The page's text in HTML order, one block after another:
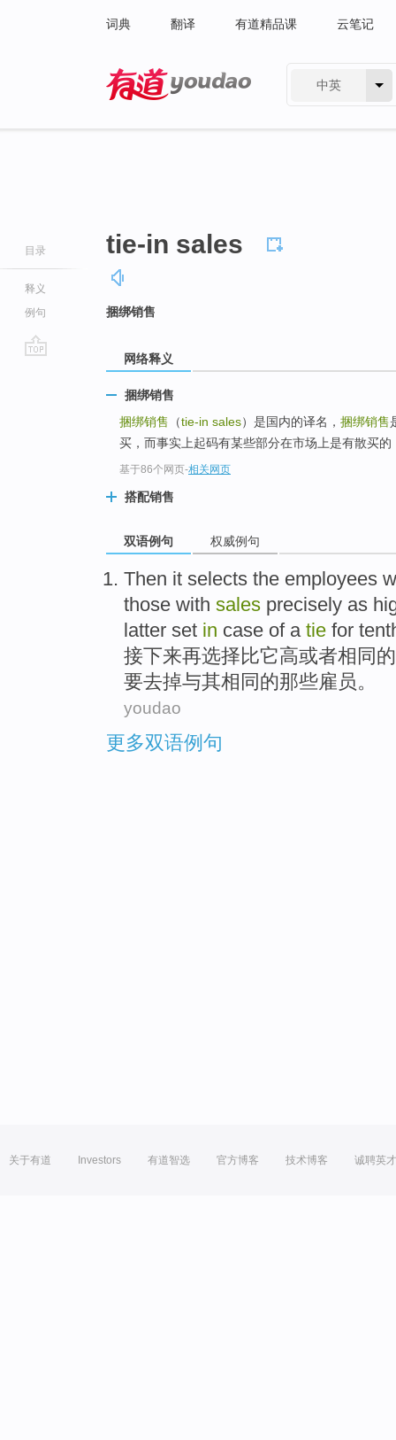
词典 翻译 有道精品课 云笔记
中英
目录
释义
例句
tie-in sales
捆绑销售
网络释义
捆绑销售
捆绑销售 （tie-in sales）是国内的译名， 捆绑销售
买，而事实上起码有某些部分在市场上是有散买
基于86个网页-相关网页
搭配销售
双语例句 权威例句
Then it selects the employees
those with sales precisely as
latter set in case of a tie for
接下来再选择比它高或者相同 的
要去掉与其相同的那些雇员。
youdao
更多双语例句
关于有道 Investors 有道智选 官方博客 技术博客 诚聘英才